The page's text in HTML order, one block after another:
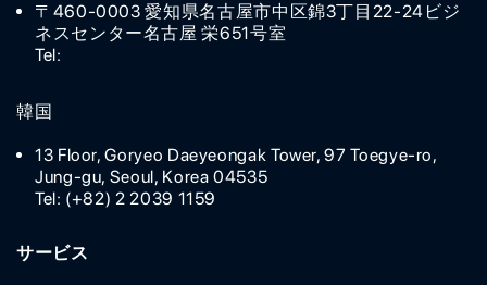
〒460-0003 愛知県名古屋市中区錦3丁目22-24ビジ
ネスセンター名古屋 栄651号室
Tel:
韓国
13 Floor, Goryeo Daeyeongak Tower, 97 Toegye-ro,
Jung-gu, Seoul, Korea 04535
Tel: (+82) 2 2039 1159
サービス